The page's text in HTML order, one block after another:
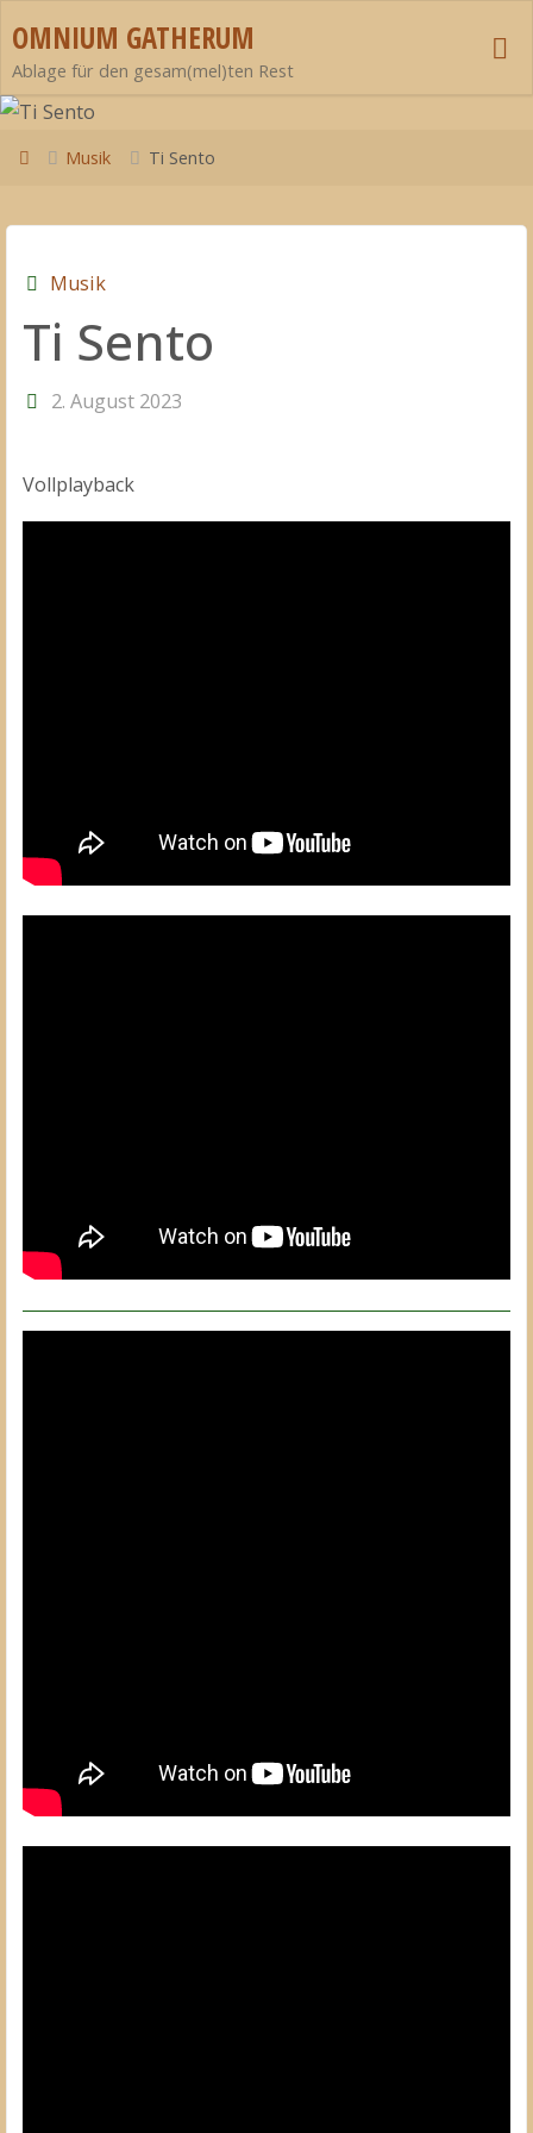
Inhalt
springen
OMNIUM GATHERUM
Ablage für den gesam(mel)ten Rest
StartMusik Ti Sento
Musik
Ti Sento
2. August 2023
Vollplayback